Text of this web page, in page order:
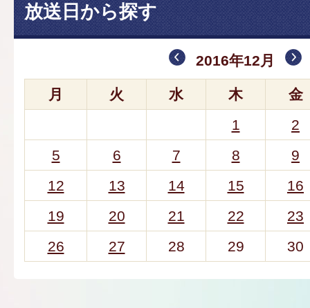
放送日から探す
2016年12月
月 火 水 木
金
1
2
5
6 7 8
9
12
13 14 15
16
19
20 21 22
23
26
27 28 29 30